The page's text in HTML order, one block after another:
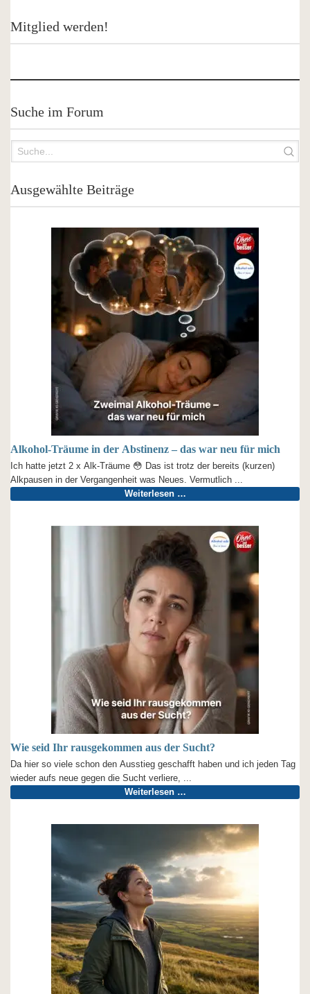
Mitglied werden!
Suche im Forum
Ausgewählte Beiträge
Alkohol-Träume in der Abstinenz – das war neu für mich
Ich hatte jetzt 2 x Alk-Träume 😳 Das ist trotz der bereits (kurzen)
Alkpausen in der Vergangenheit was Neues. Vermutlich ...
Weiterlesen …
Wie seid Ihr rausgekommen aus der Sucht?
Da hier so viele schon den Ausstieg geschafft haben und ich jeden Tag
wieder aufs neue gegen die Sucht verliere, ...
Weiterlesen …